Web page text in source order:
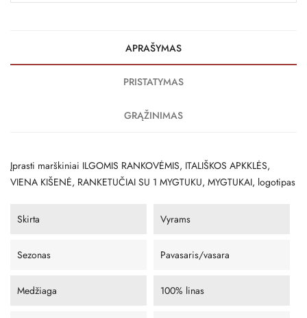
APRAŠYMAS
PRISTATYMAS
GRĄŽINIMAS
Įprasti marškiniai ILGOMIS RANKOVĖMIS, ITALIŠKOS APKKLĖS,
VIENA KIŠENĖ, RANKETUČIAI SU 1 MYGTUKU, MYGTUKAI, logotipas
Skirta Vyrams
Sezonas Pavasaris/vasara
Medžiaga 100% linas